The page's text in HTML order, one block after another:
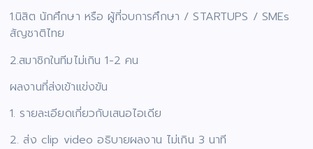
1.นิสิต นักศึกษา หรือ ผู้ที่จบการศึกษา / STARTUPS / SMEs
สัญชาติไทย
2.สมาชิกในทีมไม่เกิน 1-2 คน
ผลงานที่ส่งเข้าแข่งขัน
1. รายละเอียดเกี่ยวกับเสนอไอเดีย
2. ส่ง clip video อธิบายผลงาน ไม่เกิน 3 นาที